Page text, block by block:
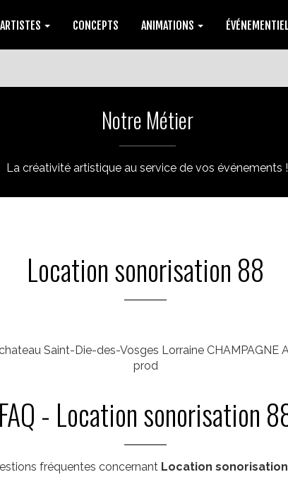
ARTISTES CONCEPTS ANIMATIONS ÉVÉNEMENTIEL
Notre Métier
La créativité artistique au service de vos événements !
Location sonorisation 88
Saint-Die-des-Vosges Lorraine CHAMPAGNE
prod
FAQ - Location sonorisation
fréquentes concernant Location